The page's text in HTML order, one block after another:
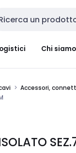
input
Chi siamo
Accessori,